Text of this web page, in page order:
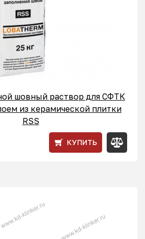
шовный раствор для СФТК
из керамической плитки
RSS
КУПИТЬ